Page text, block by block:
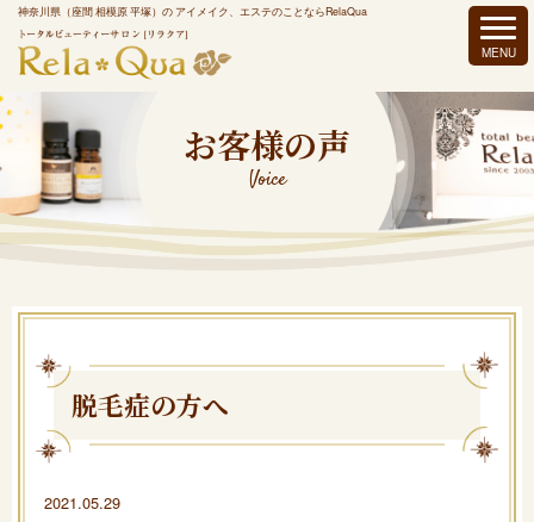
神奈川県（座間 相模原 平塚）の アイメイク、エステのことならRelaQua
お客様の声
Voice
脱毛症の方へ
2021.05.29